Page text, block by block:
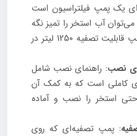
دارای یک پمپ فیلتراسیون است
آب استخر را تمیز نگه
داشت. این پمپ قابلیت تصفیه 1250 لیتر در
نصب: راهنمای نصب شامل
کاملی است که به کمک آن
استخر را نصب و آماده
: پمپ تصفیه‌ای که روی